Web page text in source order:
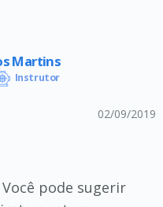
Martins
Instrutor
02/09/2019
pode sugerir